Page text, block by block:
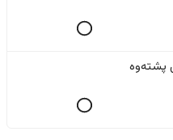
پشتەوە